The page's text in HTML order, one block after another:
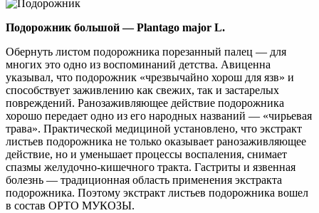
Подoрожник большой — Plantago major L.
Обернуть листом подорожника порезанный палец — для
многих это одно из воспоминаний детства. Авиценна
указывал, что подорожник «чрезвычайно хорош для язв» и
способствует заживлению как свежих, так и застарелых
повреждений. Ранозаживляющее действие подорожника
хорошо передает одно из его народных названий — «чирьевая
трава». Практической медициной установлено, что экстракт
листьев подорожника не только оказывает ранозаживляющее
действие, но и уменьшает процессы воспаления, снимает
спазмы желудочно-кишечного тракта. Гастриты и язвенная
болезнь — традиционная область применения экстракта
подорожника. Поэтому экстракт листьев подорожника вошел
в состав ОРТО МУКОЗЫ.